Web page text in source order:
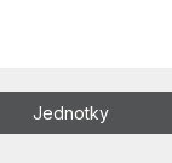
Jednotky